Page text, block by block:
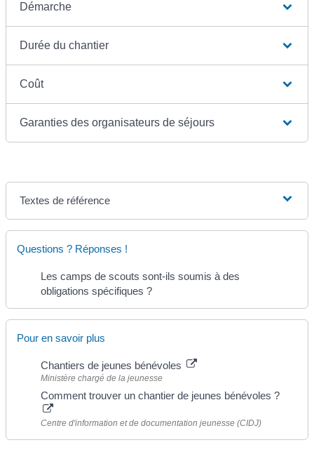
Démarche
Durée du chantier
Coût
Garanties des organisateurs de séjours
Textes de référence
Questions ? Réponses !
Les camps de scouts sont-ils soumis à des
obligations spécifiques ?
Pour en savoir plus
Chantiers de jeunes bénévoles
Ministère chargé de la jeunesse
Comment trouver un chantier de jeunes bénévoles ?
Centre d'information et de documentation jeunesse (CIDJ)